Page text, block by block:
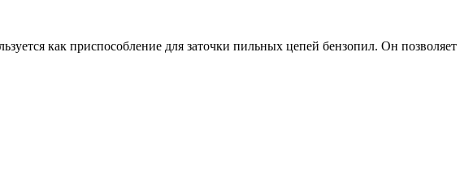
как приспособление для заточки пильных цепей бензопил. Он позволяет